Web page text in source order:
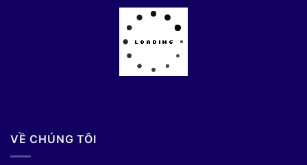
VỀ CHÚNG TÔI